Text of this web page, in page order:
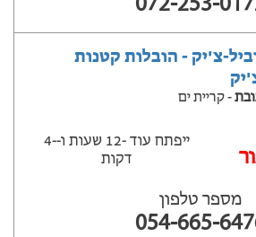
072-253-
צ'יק - הובלות קטנות
- קריית ים
ייפתח עוד -12 שעות ‫ו--4
דקות
מספר טלפון
054-665-